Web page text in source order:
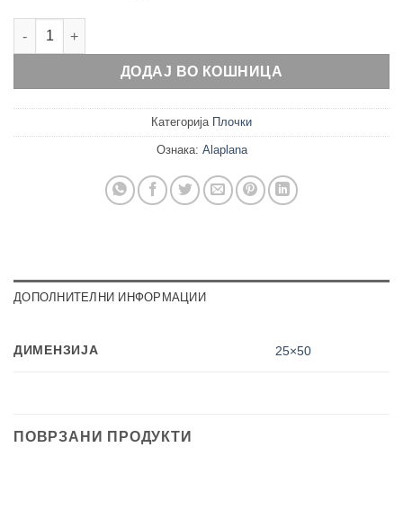
Bee Maron количина
ДОДАЈ ВО КОШНИЦА
Категорија Плочки
Ознака: Alaplana
ДОПОЛНИТЕЛНИ ИНФОРМАЦИИ
ДИМЕНЗИЈА 25×50
ПОВРЗАНИ ПРОДУКТИ